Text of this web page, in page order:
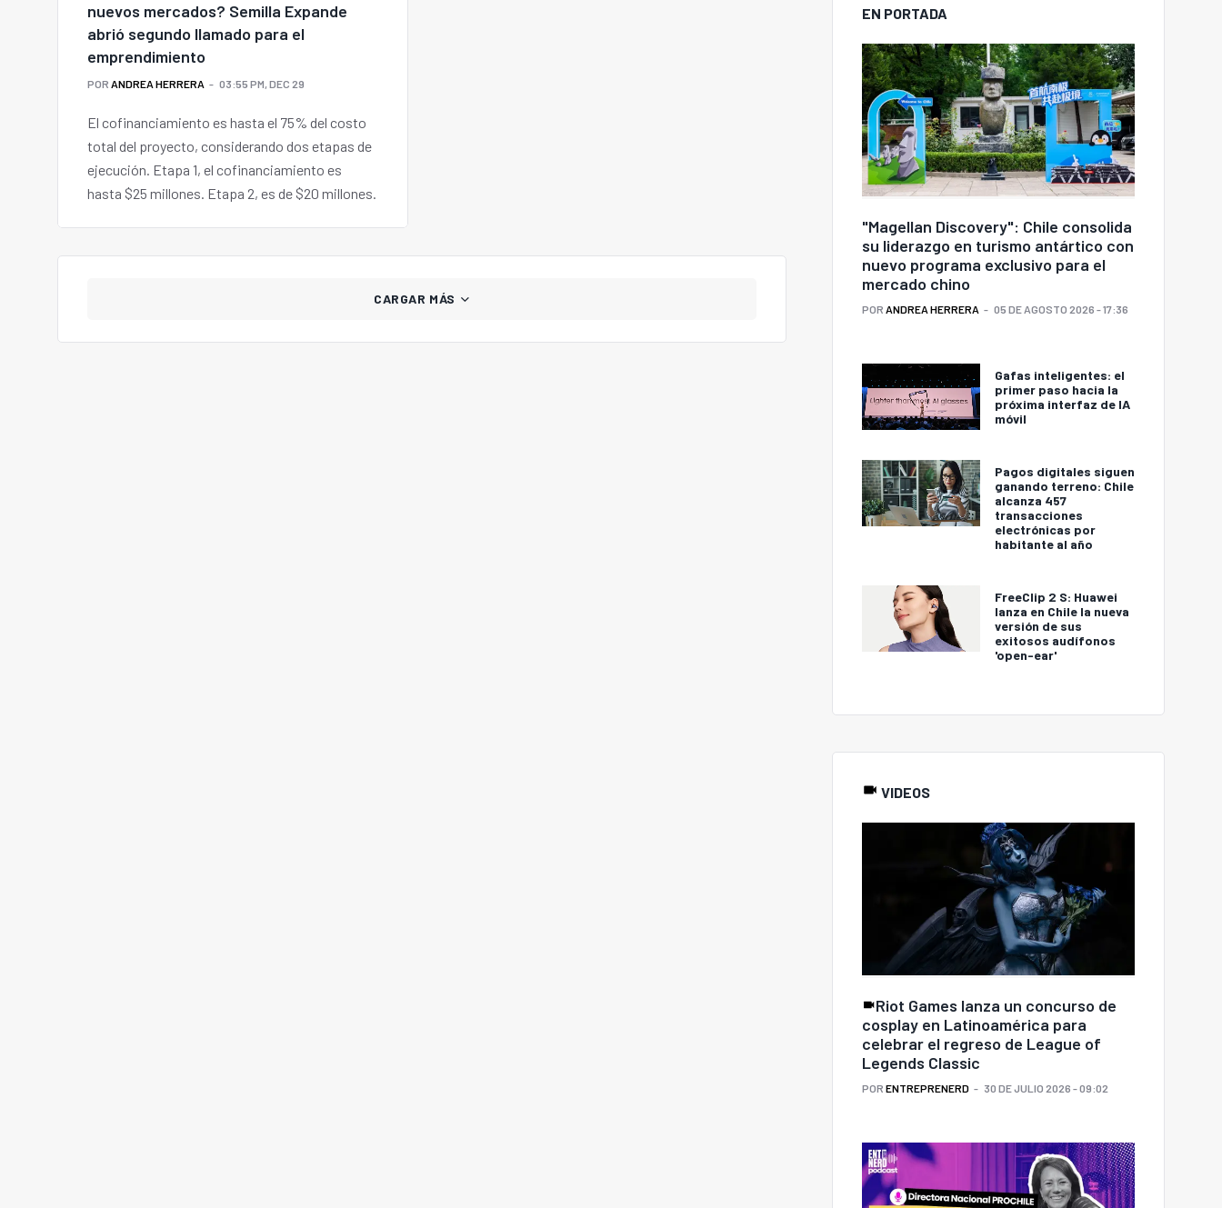
nuevos mercados? Semilla Expande
abrió segundo llamado para el
emprendimiento
POR ANDREA HERRERA 03:55 PM, DEC 29
El cofinanciamiento es hasta el 75% del costo
total del proyecto, considerando dos etapas de
ejecución. Etapa 1, el cofinanciamiento es
hasta $25 millones. Etapa 2, es de $20 millones.
CARGAR MÁS
EN PORTADA
"Magellan Discovery": Chile consolida
su liderazgo en turismo antártico con
nuevo programa exclusivo para el
mercado chino
POR ANDREA HERRERA 05 DE AGOSTO 2026 - 17:36
Gafas inteligentes: el
primer paso hacia la
próxima interfaz de IA
móvil
Pagos digitales siguen
ganando terreno: Chile
alcanza 457
transacciones
electrónicas por
habitante al año
FreeClip 2 S: Huawei
lanza en Chile la nueva
versión de sus
exitosos audífonos
'open-ear'
VIDEOS
Riot Games lanza un concurso de
cosplay en Latinoamérica para
celebrar el regreso de League of
Legends Classic
POR ENTREPRENERD 30 DE JULIO 2026 - 09:02